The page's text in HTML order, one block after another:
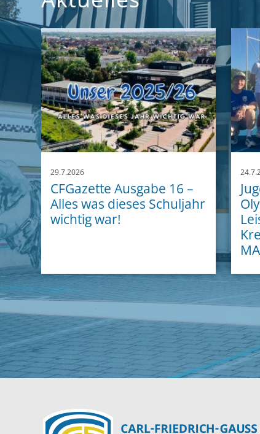
29.7.2026
CFGazette Ausgabe 16 –
Alles was dieses Schuljahr
wichtig war!